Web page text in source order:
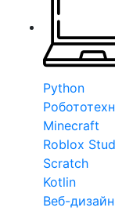
Python
Minecraft
Roblox
Scratch
Kotlin
Веб-дизайн